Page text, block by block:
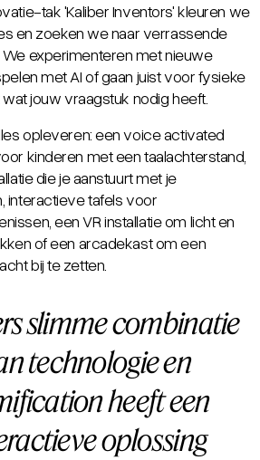
tak'Kaliber Inventors' kleuren we
en zoeken we naar verrassende
We experimenteren met nieuwe
met AI of gaan juist voor fysieke
jouw vraagstuk nodig heeft.
opleveren: een voice activated
kinderen met een taalachterstand,
die je aanstuurt met je
interactieve tafels voor
een VR installatie om licht en
of een arcadekast om een
bij te zetten.
slimme combinatie
technologie en
heeft een
oplossing